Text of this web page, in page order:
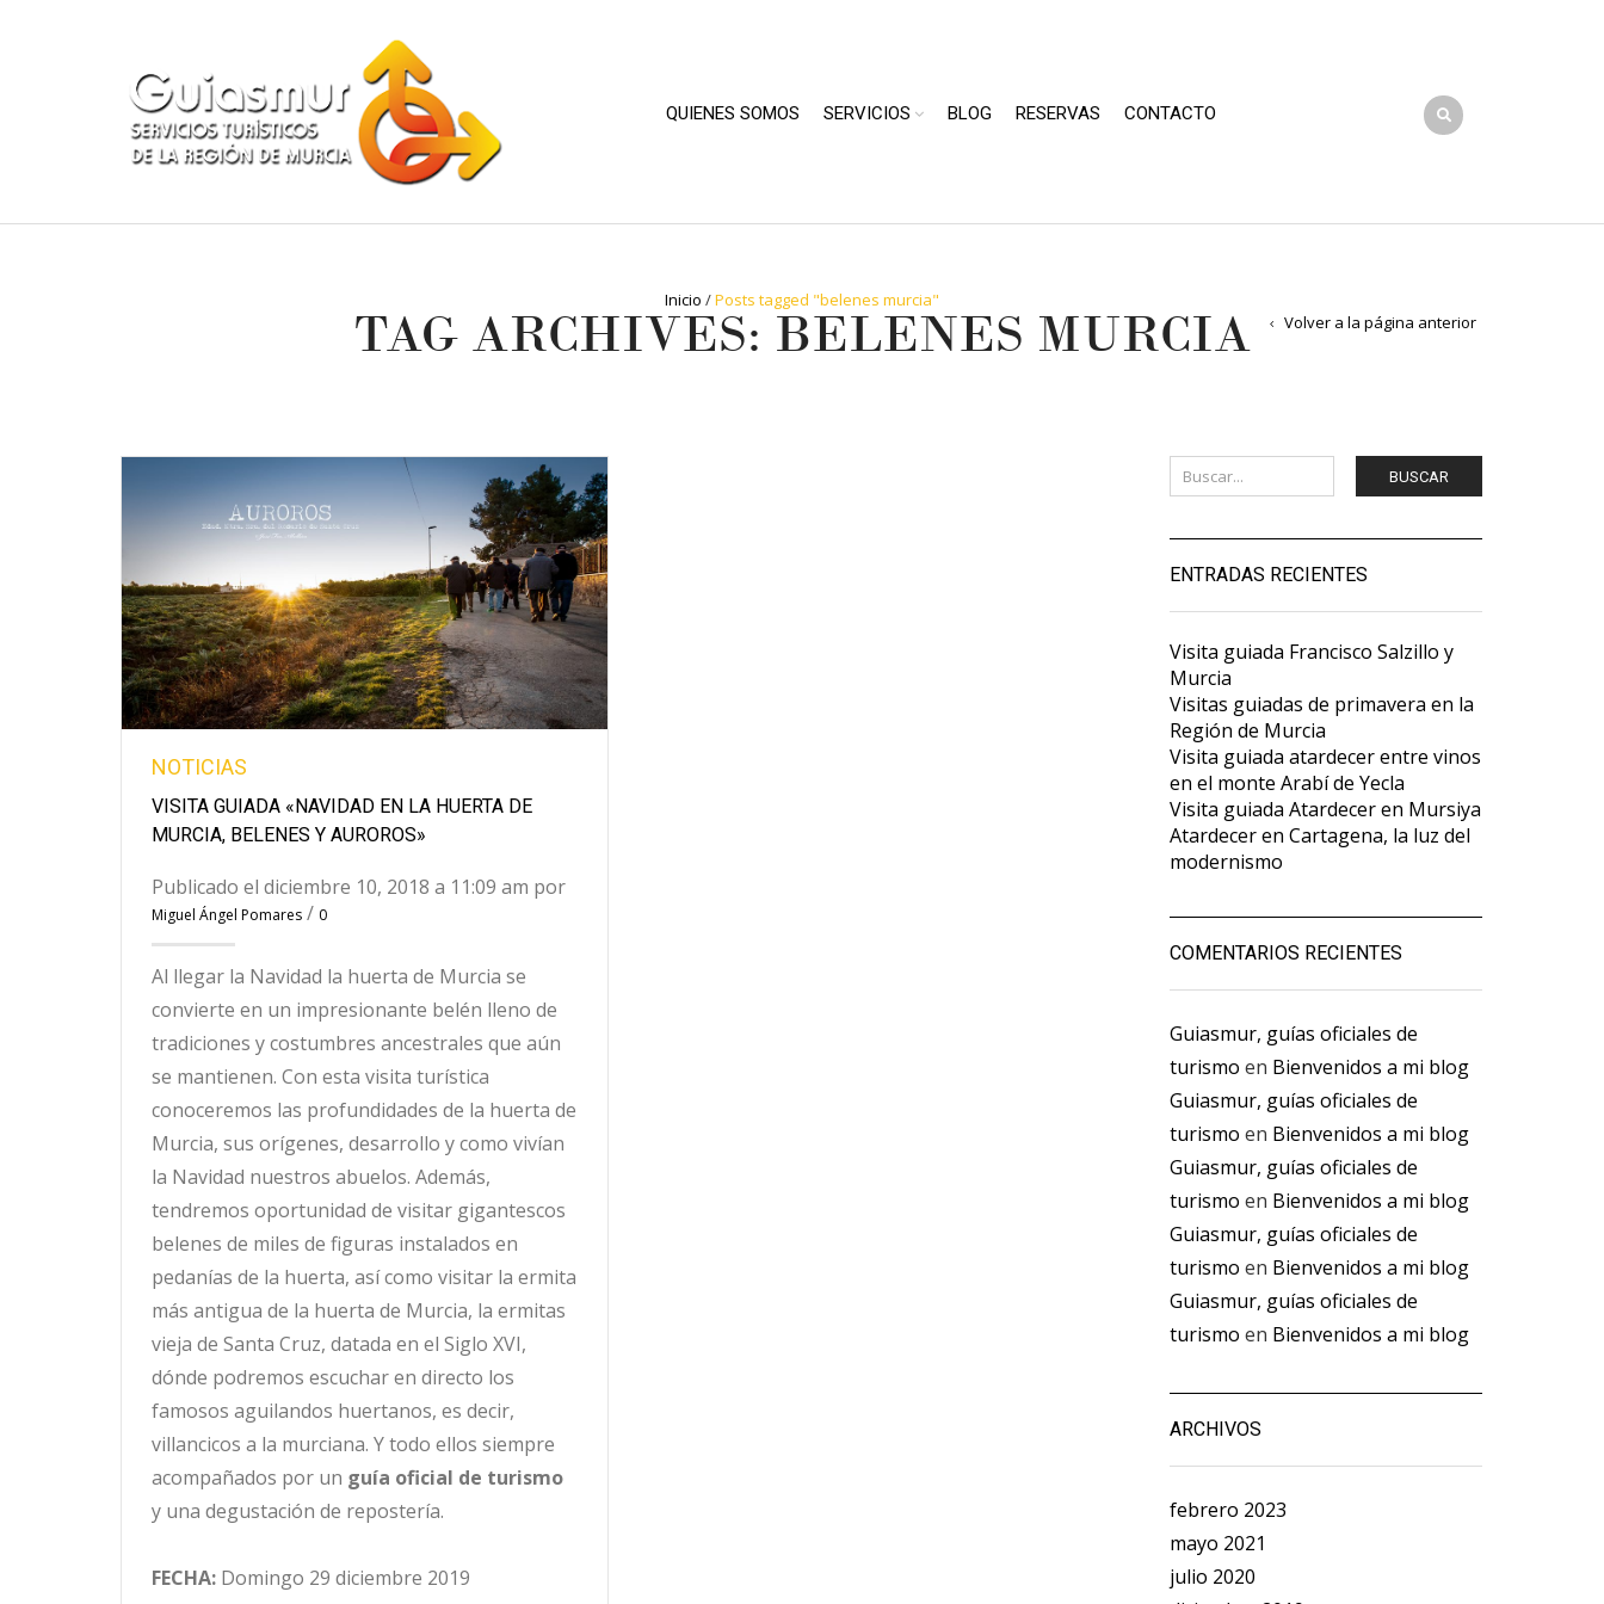
QUIENES SOMOS SERVICIOS BLOG RESERVAS CONTACTO
Inicio /Posts tagged "belenes murcia"
Volver a la página anterior
TAG ARCHIVES: BELENES MURCIA
NOTICIAS
VISITA GUIADA «NAVIDAD EN LA HUERTA DE
MURCIA, BELENES Y AUROROS»
Publicado el diciembre 10, 2018 a 11:09 am por
Miguel Ángel Pomares / 0
Al llegar la Navidad la huerta de Murcia se
convierte en un impresionante belén lleno de
tradiciones y costumbres ancestrales que aún
se mantienen. Con esta visita turística
conoceremos las profundidades de la huerta de
Murcia, sus orígenes, desarrollo y como vivían
la Navidad nuestros abuelos. Además,
tendremos oportunidad de visitar gigantescos
belenes de miles de figuras instalados en
pedanías de la huerta, así como visitar la ermita
más antigua de la huerta de Murcia, la ermitas
vieja de Santa Cruz, datada en el Siglo XVI,
dónde podremos escuchar en directo los
famosos aguilandos huertanos, es decir,
villancicos a la murciana. Y todo ellos siempre
acompañados por un guía oficial de turismo
y una degustación de repostería.
FECHA: Domingo 29 diciembre 2019
BUSCAR
ENTRADAS RECIENTES
Visita guiada Francisco Salzillo y
Murcia
Visitas guiadas de primavera en la
Región de Murcia
Visita guiada atardecer entre vinos
en el monte Arabí de Yecla
Visita guiada Atardecer en Mursiya
Atardecer en Cartagena, la luz del
modernismo
COMENTARIOS RECIENTES
Guiasmur, guías oficiales de
turismo en Bienvenidos a mi blog
Guiasmur, guías oficiales de
turismo en Bienvenidos a mi blog
Guiasmur, guías oficiales de
turismo en Bienvenidos a mi blog
Guiasmur, guías oficiales de
turismo en Bienvenidos a mi blog
Guiasmur, guías oficiales de
turismo en Bienvenidos a mi blog
ARCHIVOS
febrero 2023
mayo 2021
julio 2020